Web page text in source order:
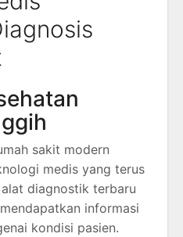
sakit modern
medis yang terus
diagnostik terbaru
informasi
kondisi pasien.